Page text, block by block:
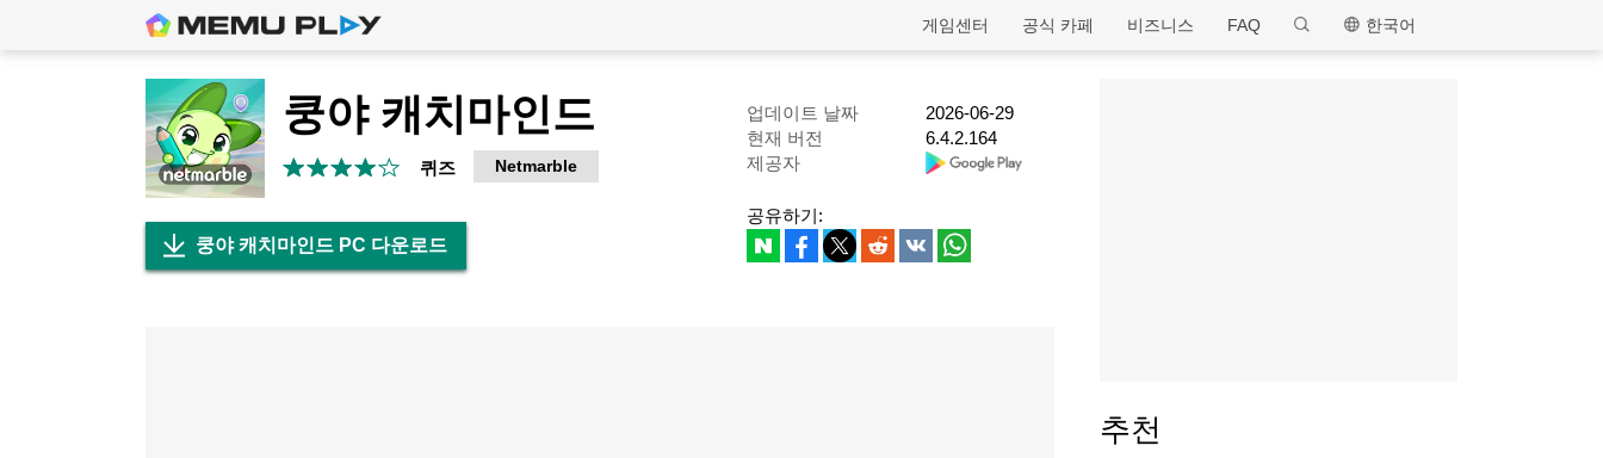
MEmu
한국어
FAQ
비즈니스
공식 카페
게임센터
쿵야 캐치마인드
퀴즈 Netmarble
업데이트 날짜
2026-06-29
현재 버전
6.4.2.164
제공자
쿵야 캐치마인드 PC 다운로드
공유하기:
추천